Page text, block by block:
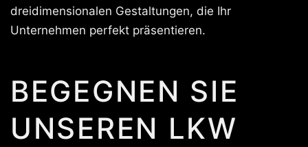
dreidimensionalen Gestaltungen, die Ihr
Unternehmen perfekt präsentieren.
BEGEGNEN SIE
UNSEREN LKW